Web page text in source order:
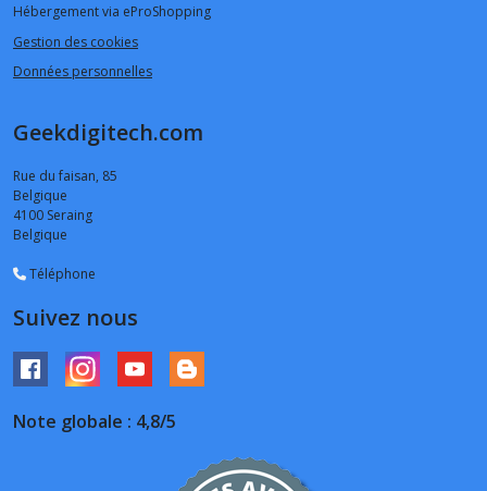
Hébergement via eProShopping
Gestion des cookies
Données personnelles
Geekdigitech.com
Rue du faisan, 85
Belgique
4100 Seraing
Belgique
Téléphone
Suivez nous
Note globale : 4,8/5